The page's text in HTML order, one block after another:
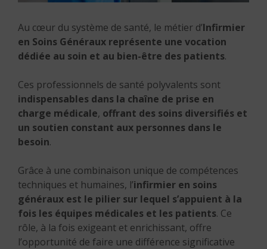
Au cœur du système de santé, le métier d’Infirmier
en Soins Généraux représente une vocation
dédiée au soin et au bien-être des patients.
Ces professionnels de santé polyvalents sont
indispensables dans la chaîne de prise en
charge médicale, offrant des soins diversifiés et
un soutien constant aux personnes dans le
besoin.
Grâce à une combinaison unique de compétences
techniques et humaines, l’infirmier en soins
généraux est le pilier sur lequel s’appuient à la
fois les équipes médicales et les patients. Ce
rôle, à la fois exigeant et enrichissant, offre
l’opportunité de faire une différence significative